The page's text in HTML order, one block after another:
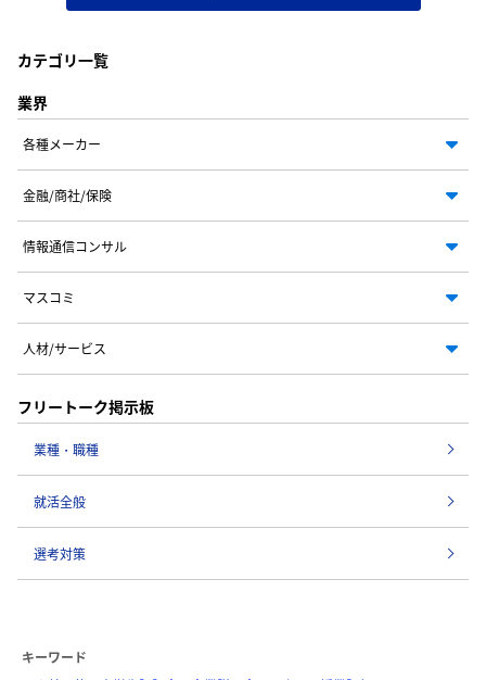
カテゴリ一覧
業界
各種メーカー
金融/商社/保険
情報通信コンサル
マスコミ
人材/サービス
フリートーク掲示板
業種・職種
就活全般
選考対策
キーワード